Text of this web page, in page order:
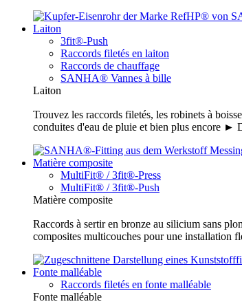
Laiton
3fit®-Push
Raccords filetés en laiton
Raccords de chauffage
SANHA® Vannes à bille
Laiton
Trouvez les raccords filetés, les robinets à
conduites d'eau de pluie et bien plus encore
Matière composite
MultiFit® / 3fit®-Press
MultiFit® / 3fit®-Push
Matière composite
Raccords à sertir en bronze au silicium sans
composites multicouches pour une installation
Fonte malléable
Raccords filetés en fonte malléable
Fonte malléable